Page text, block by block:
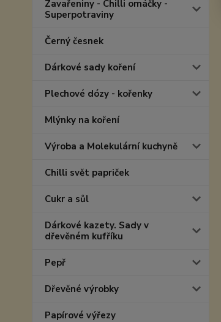
Zavařeniny - Chilli omáčky -
Superpotraviny
Černý česnek
Dárkové sady koření
Plechové dózy - kořenky
Mlýnky na koření
Výroba a Molekulární kuchyně
Chilli svět papriček
Cukr a sůl
Dárkové kazety. Sady v
dřevěném kufříku
Pepř
Dřevěné výrobky
Papírové výřezy